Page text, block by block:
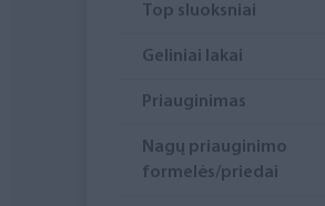
Top sluoksniai
Geliniai lakai
Priauginimas
Nagų priauginimo
formelės/priedai